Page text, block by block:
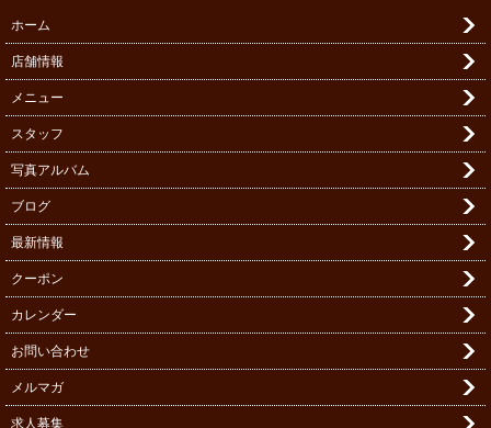
ホーム
店舗情報
メニュー
スタッフ
写真アルバム
ブログ
最新情報
クーポン
カレンダー
お問い合わせ
メルマガ
求人募集